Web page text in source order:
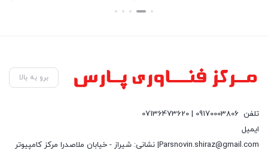
بستن
برو به بالا
تلفن 09170003806 | 07136473620
ایمیل
Parsnovin.shiraz@gmail.com| نشانی: شیراز - خیابان ملاصدرا مرکز کامپیوتر